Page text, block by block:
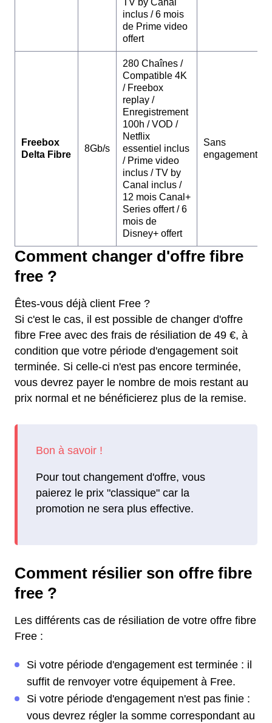
TV by Canal
inclus / 6 mois
de Prime video
offert
Freebox
Delta Fibre
8Gb/s
280 Chaînes /
Compatible 4K
/ Freebox
replay /
Enregistrement
100h / VOD /
Netflix
essentiel inclus
/ Prime video
inclus / TV by
Canal inclus /
12 mois Canal+
Series offert / 6
mois de
Disney+ offert
Sans
engagement
Comment changer d'offre fibre
free ?
Êtes-vous déjà client Free ?
Si c'est le cas, il est possible de changer d'offre
fibre Free avec des frais de résiliation de 49 €, à
condition que votre période d'engagement soit
terminée. Si celle-ci n'est pas encore terminée,
vous devrez payer le nombre de mois restant au
prix normal et ne bénéficierez plus de la remise.
Pour tout changement d'offre, vous
paierez le prix "classique" car la
promotion ne sera plus effective.
Comment résilier son offre fibre
free ?
Les différents cas de résiliation de votre offre fibre
Free :
Si votre période d'engagement est terminée : il
suffit de renvoyer votre équipement à Free.
Si votre période d'engagement n'est pas finie :
vous devrez régler la somme correspondant au